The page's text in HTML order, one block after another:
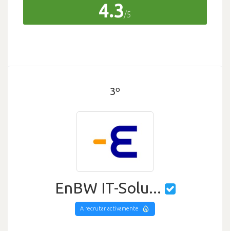
4.3/5
3º
EnBW IT-Solu...
A recrutar activamente